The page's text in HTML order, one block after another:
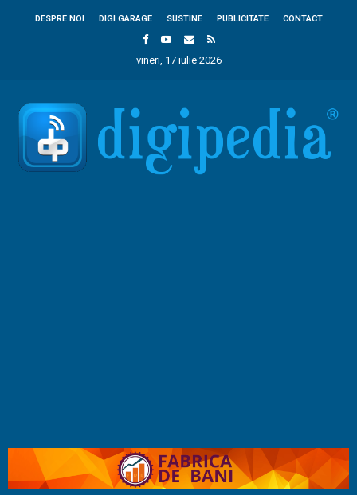
DESPRE NOI DIGI GARAGE SUSTINE PUBLICITATE CONTACT
vineri, 17 iulie 2026